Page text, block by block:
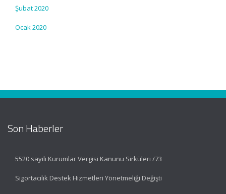
Şubat 2020
Ocak 2020
Son Haberler
5520 sayılı Kurumlar Vergisi Kanunu Sirküleri /73
Sigortacılık Destek Hizmetleri Yönetmeliği Değişti